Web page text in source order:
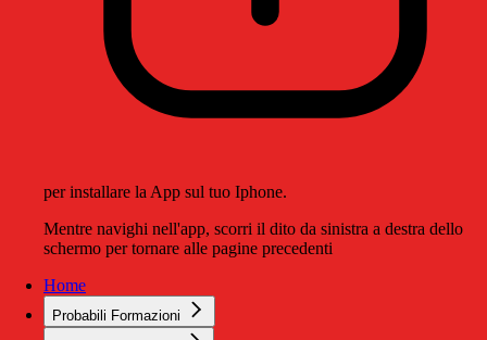
per installare la App sul tuo Iphone.
Mentre navighi nell'app, scorri il dito da sinistra a destra dello
schermo per tornare alle pagine precedenti
Home
Probabili Formazioni